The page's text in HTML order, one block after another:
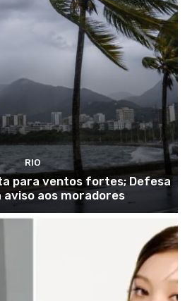
RIO
para ventos fortes; Defesa
aviso aos moradores